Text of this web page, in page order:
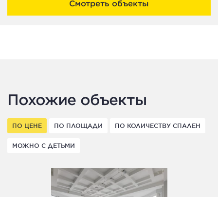
Смотреть объекты
Похожие объекты
ПО ЦЕНЕ ПО ПЛОЩАДИ ПО КОЛИЧЕСТВУ СПАЛЕН
МОЖНО С ДЕТЬМИ